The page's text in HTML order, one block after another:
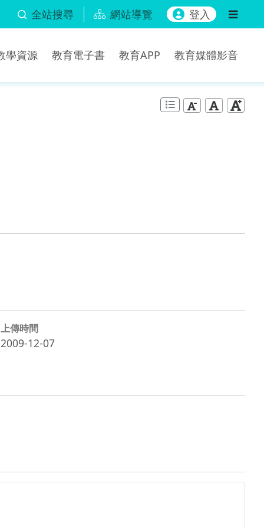
全站搜尋 網站導覽 登入
學資源 教育電子書 教育APP 教育媒體影音
上傳時間
2009-12-07